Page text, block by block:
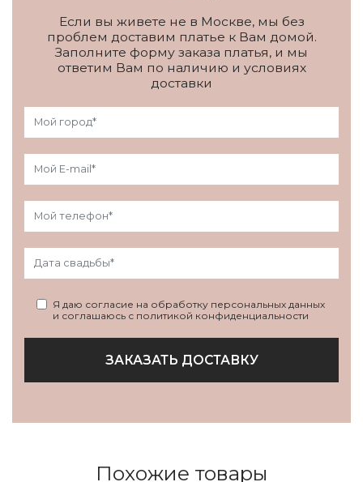
Если вы живете не в Москве, мы без
проблем доставим платье к Вам домой.
Заполните форму заказа платья, и мы
ответим Вам по наличию и условиях
доставки
Я даю согласие на обработку персональных данных
и соглашаюсь с политикой конфиденциальности
ЗАКАЗАТЬ ДОСТАВКУ
Похожие товары